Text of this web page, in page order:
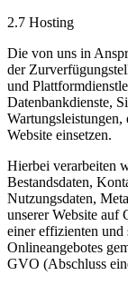
2.7 Hosting
Die von uns in
der
und
Datenbankdienste,
Website einsetzen.
Hierbei verarbeiten
Bestandsdaten,
Nutzungsdaten,
unserer Website auf
einer effizienten und
Onlineangebotes
GVO (Abschluss